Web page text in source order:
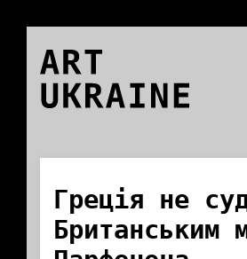
ART
UKRAINE
Греція не
Британським